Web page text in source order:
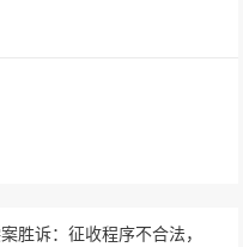
胜诉：征收程序不合法，